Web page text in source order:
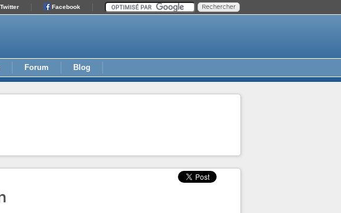
Facebook
Twitter
Forum Blog